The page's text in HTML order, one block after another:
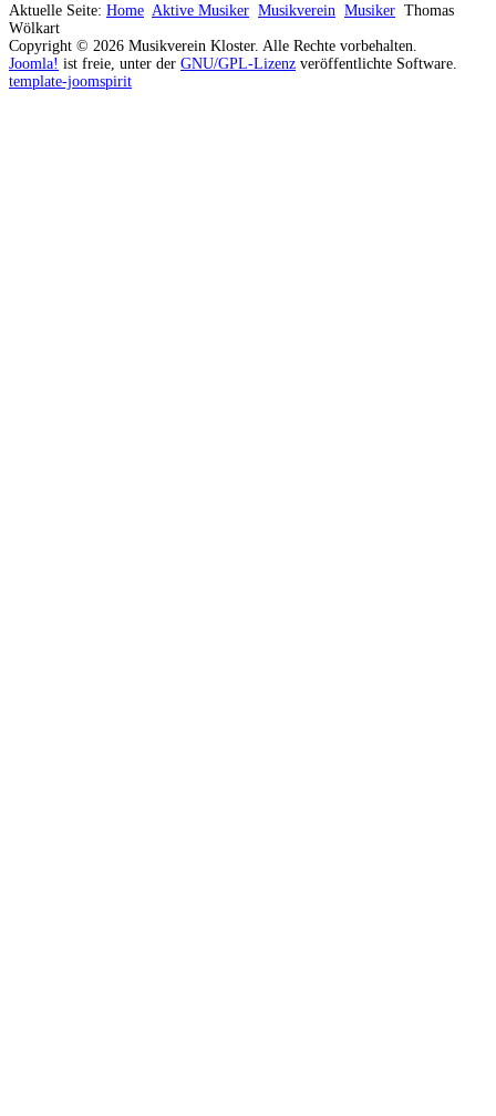
Aktuelle Seite: Home Aktive Musiker Musikverein Musiker Thomas
Wölkart
Copyright © 2026 Musikverein Kloster. Alle Rechte vorbehalten.
Joomla! ist freie, unter der GNU/GPL-Lizenz veröffentlichte Software.
template-joomspirit